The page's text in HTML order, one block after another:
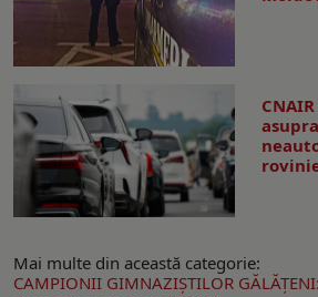
Mai multe din această categorie:
CAMPIONII GIMNAZIŞTILOR